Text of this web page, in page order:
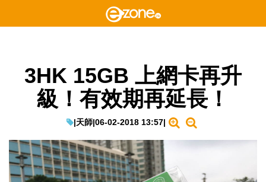
3HK 15GB 上網卡再升
級！有效期再延長！
|天師|06-02-2018 13:57|